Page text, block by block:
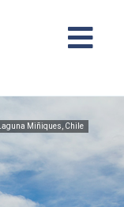
Laguna Miñiques, Chile